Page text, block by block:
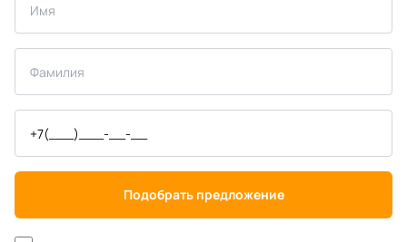
Подобрать предложение